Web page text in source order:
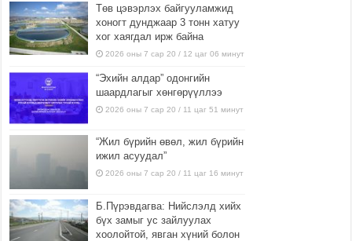
Төв цэвэрлэх байгууламжид
хоногт дунджаар 3 тонн хатуу
хог хаягдал ирж байна
2026 оны 7 сар 20 / 12 цаг 06 минут
“Эхийн алдар” одонгийн
шаардлагыг хөнгөрүүллээ
2026 оны 7 сар 20 / 11 цаг 51 минут
“Жил бүрийн өвөл, жил бүрийн
ижил асуудал”
2026 оны 7 сар 20 / 11 цаг 16 минут
Б.Пүрэвдагва: Нийслэлд хийх
бүх замыг ус зайлуулах
хоолойтой, явган хүний болон